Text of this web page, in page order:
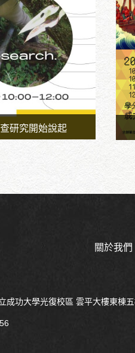
研究開始說起
地
關於我們
成功大學光復校區 雲平大樓東棟